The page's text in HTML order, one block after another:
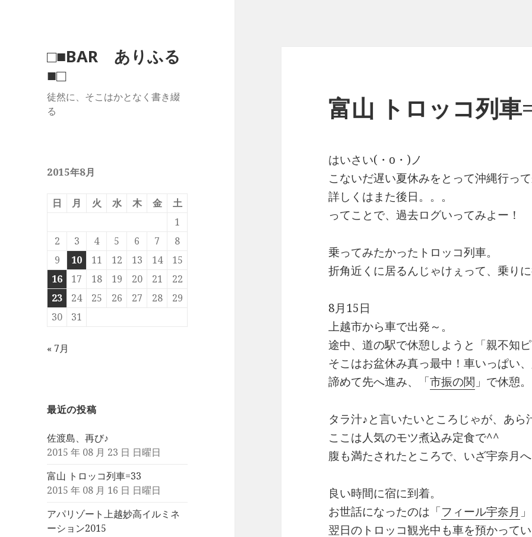
□■BAR ありふる
■□
徒然に、そこはかとなく書き綴
る
2015年8月
日 月 火 水 木 金
土
1
2
3 4 5 6 7
8
9
10 11 12 13 14
15
16
17 18 19 20 21
22
23
24 25 26 27 28
29
30
31
« 7月
最近の投稿
佐渡島、再び♪
2015 年 08 月 23 日 日曜日
富山 トロッコ列車=33
2015 年 08 月 16 日 日曜日
アパリゾート上越妙高イルミネ
ーション2015
富山 トロッコ列車
はいさい(・o・)ノ
こないだ遅い夏休みをとって沖縄行っ
詳しくはまた後日。。。
ってことで、過去ログいってみよー！
乗ってみたかったトロッコ列車。
折角近くに居るんじゃけぇって、乗り
8月15日
上越市から車で出発～。
途中、道の駅で休憩しようと「親不知
そこはお盆休み真っ最中！車いっぱい
諦めて先へ進み、「市振の関 」で休憩。
タラ汁♪と言いたいところじゃが、あ
ここは人気のモツ煮込み定食で^^
腹も満たされたところで、いざ宇奈月
良い時間に宿に到着。
お世話になったのは「フィール宇奈月
翌日のトロッコ観光中も車を預かって